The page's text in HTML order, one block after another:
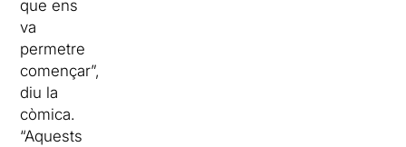
que ens
va
permetre
començar”,
diu la
còmica.
“Aquests